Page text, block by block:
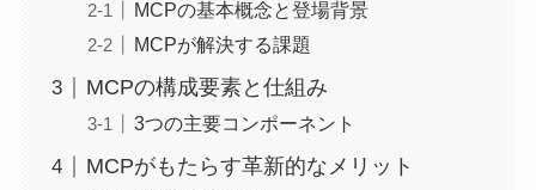
MCPの基本概念と登場背景
MCPが解決する課題
MCPの構成要素と仕組み
3つの主要コンポーネント
MCPがもたらす革新的なメリット